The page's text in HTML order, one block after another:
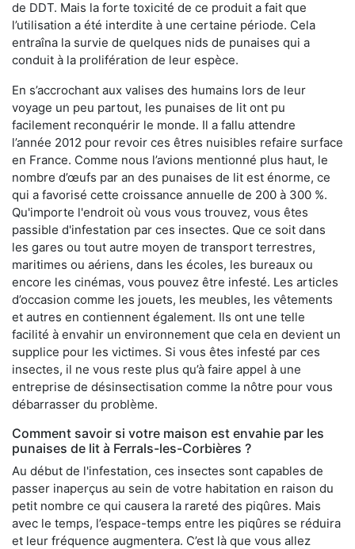
de DDT. Mais la forte toxicité de ce produit a fait que
l’utilisation a été interdite à une certaine période. Cela
entraîna la survie de quelques nids de punaises qui a
conduit à la prolifération de leur espèce.
En s’accrochant aux valises des humains lors de leur
voyage un peu partout, les punaises de lit ont pu
facilement reconquérir le monde. Il a fallu attendre
l’année 2012 pour revoir ces êtres nuisibles refaire surface
en France. Comme nous l’avions mentionné plus haut, le
nombre d’œufs par an des punaises de lit est énorme, ce
qui a favorisé cette croissance annuelle de 200 à 300 %.
Qu'importe l'endroit où vous vous trouvez, vous êtes
passible d'infestation par ces insectes. Que ce soit dans
les gares ou tout autre moyen de transport terrestres,
maritimes ou aériens, dans les écoles, les bureaux ou
encore les cinémas, vous pouvez être infesté. Les articles
d’occasion comme les jouets, les meubles, les vêtements
et autres en contiennent également. Ils ont une telle
facilité à envahir un environnement que cela en devient un
supplice pour les victimes. Si vous êtes infesté par ces
insectes, il ne vous reste plus qu’à faire appel à une
entreprise de désinsectisation comme la nôtre pour vous
débarrasser du problème.
Comment savoir si votre maison est envahie par les
punaises de lit à Ferrals-les-Corbières ?
Au début de l'infestation, ces insectes sont capables de
passer inaperçus au sein de votre habitation en raison du
petit nombre ce qui causera la rareté des piqûres. Mais
avec le temps, l’espace-temps entre les piqûres se réduira
et leur fréquence augmentera. C’est là que vous allez